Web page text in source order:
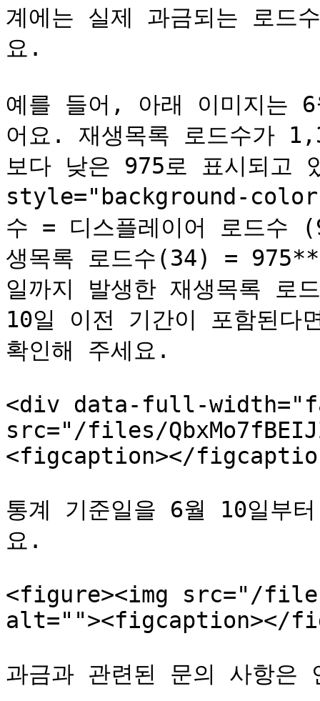
계에는 실제 과금되는 로드
요.
예를 들어, 아래 이미지는
어요. 재생목록 로드수가
보다 낮은 975로 표시되고
style="background-
수 = 디스플레이어 로드수
생목록 로드수(34) =
일까지 발생한 재생목록 로
10일 이전 기간이 포함된다
확인해 주세요.
<div data-full-
src="/files/
<figcaption></
통계 기준일을 6월 10일부
요.
<figure><img src="/files/
alt=""><figcaption></
과금과 관련된 문의 사항은